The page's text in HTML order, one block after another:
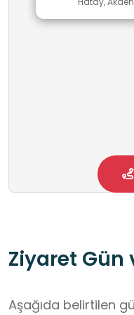
Ziyaret Gün
Aşağıda belirtilen